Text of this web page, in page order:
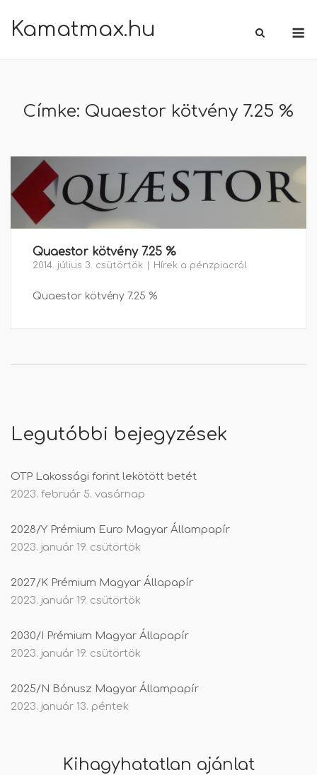
Kamatmax.hu
Címke: Quaestor kötvény 7.25 %
Quaestor kötvény 7.25 %
2014. július 3. csütörtök Hírek a pénzpiacról
Quaestor kötvény 7.25 %
Legutóbbi bejegyzések
OTP Lakossági forint lekötött betét
2023. február 5. vasárnap
2028/Y Prémium Euro Magyar Állampapír
2023. január 19. csütörtök
2027/K Prémium Magyar Állapapír
2023. január 19. csütörtök
2030/I Prémium Magyar Állapapír
2023. január 19. csütörtök
2025/N Bónusz Magyar Állampapír
2023. január 13. péntek
Kihagyhatatlan ajánlat